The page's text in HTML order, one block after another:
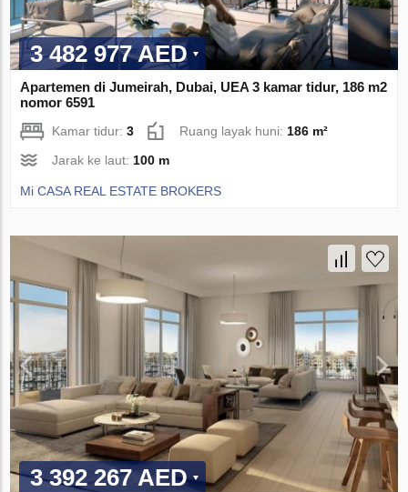
3 482 977 AED
Apartemen di Jumeirah, Dubai, UEA 3 kamar tidur, 186 m2
nomor 6591
Kamar tidur:3 Ruang layak huni: 186 m²
Jarak ke laut: 100 m
Mi CASA REAL ESTATE BROKERS
3 392 267 AED